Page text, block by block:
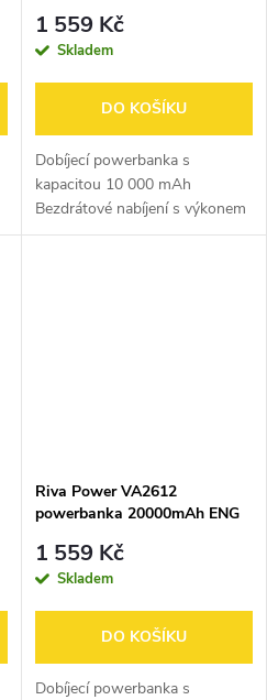
20W + iWatch, černá
1 559 Kč
Skladem
DO KOŠÍKU
Dobíjecí powerbanka s
kapacitou 10 000 mAh
Bezdrátové nabíjení s výkonem
až 15 W Maximální výstupní
Riva Power VA2612
powerbanka 20000mAh ENG
1 559 Kč
Skladem
DO KOŠÍKU
Dobíjecí powerbanka s